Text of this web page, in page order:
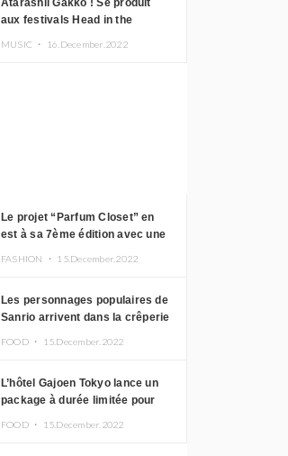
Atarashii Gakko ! Se produit
aux festivals Head in the
MUSIC ・ 16.December.2022
Le projet “Parfum Closet” en
est à sa 7ème édition avec une
FASHION ・ 15.December.2022
Les personnages populaires de
Sanrio arrivent dans la crêperie
FOOD ・ 15.December.2022
L’hôtel Gajoen Tokyo lance un
package à durée limitée pour
FOOD ・ 15.December.2022